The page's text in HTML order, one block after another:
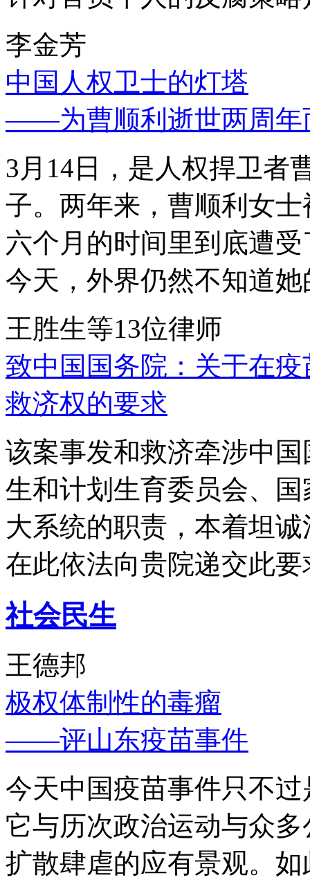
李金芳
中国人权卫士的灯塔
——为曹顺利逝世两周年
3月14日，是人权捍卫者
子。两年来，曹顺利女
六个月的时间里到底遭
今天，外界仍然不知道
王胜生等13位律师
致中国国务院：关于在
救济权的要求
该案事发和救济牵涉中
生和计划生育委员会、
大系统的职责，本着坦
在此依法向贵院递交此要
社会民生
王德邦
极权体制性的毒瘤
——评山东疫苗事件
今天中国疫苗事件只不
它与历次政治运动与众
扩散肆虐的应有景观。